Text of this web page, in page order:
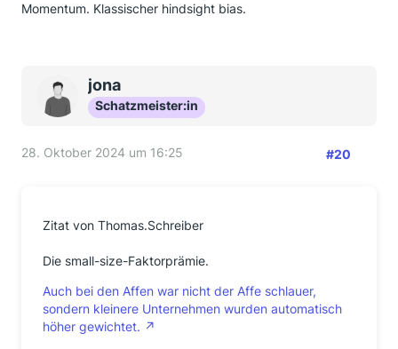
Momentum. Klassischer hindsight bias.
jona
Schatzmeister:in
28. Oktober 2024 um 16:25 #20
Zitat von Thomas.Schreiber
Die small-size-Faktorprämie.
Auch bei den Affen war nicht der Affe schlauer,
sondern kleinere Unternehmen wurden automatisch
höher gewichtet.